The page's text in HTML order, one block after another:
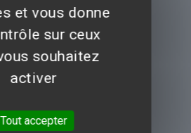
et vous donne
sur ceux
souhaitez
activer
Tout accepter